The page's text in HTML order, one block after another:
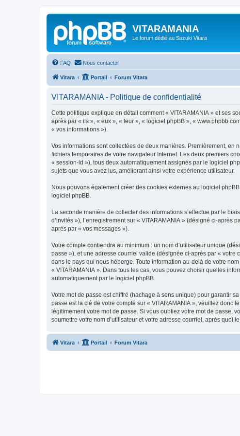
VITARAMANIA
Le forum dédié au Suzuki Vitara
FAQ Nous contacter
Vitara Portail Forum Vitara
VITARAMANIA - Politique de confidentialité
Cette politique explique en détail comment « VITARAMANIA » et ses
après par « ils », « eux », « leur », « logiciel phpBB », «
« vos informations »).
Vos informations sont collectées de deux manières. Premièrement, en
fichiers temporaires de votre navigateur Internet. Les deux premiers
« session-id »), tous deux automatiquement assignés par le logiciel
sujets que vous avez lus, améliorant ainsi votre expérience utilisateur.
Nous pouvons également créer des cookies externes au logiciel
logiciel phpBB.
La seconde manière de collecter des informations s’effectue par le
d’invités »), l’enregistrement sur « VITARAMANIA » (désigné ci-
après par « vos messages »).
Votre compte contiendra au minimum : un nom d’utilisateur unique
passe »), et une adresse courriel valide (désignée ci-après par «
dans le pays qui nous héberge. Toute information au-delà de votre
« VITARAMANIA ». Dans tous les cas, vous pouvez choisir quelles
automatiquement par le logiciel phpBB.
Votre mot de passe est chiffré (hachage à sens unique) pour garantir
passe est la clé de votre compte sur « VITARAMANIA », veuillez donc
légitimement votre mot de passe. Si vous oubliez votre mot de passe,
soumettre votre nom d’utilisateur et votre adresse courriel, après quoi
Vitara Portail Forum Vitara